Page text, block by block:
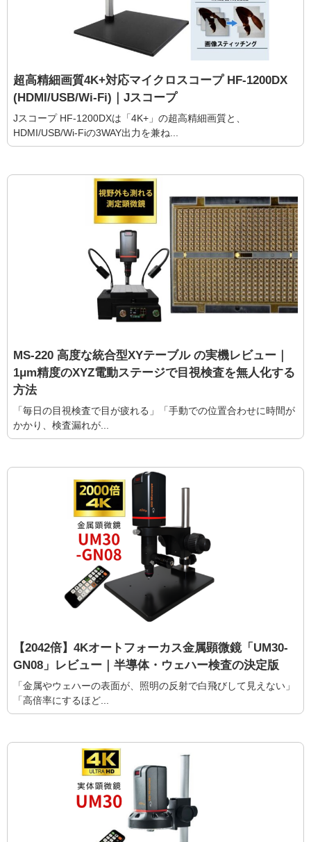
超高精細画質4K+対応マイクロスコープ HF-1200DX
(HDMI/USB/Wi-Fi)｜Jスコープ
Jスコープ HF-1200DXは「4K+」の超高精細画質と、
HDMI/USB/Wi-Fiの3WAY出力を兼ね...
MS-220 高度な統合型XYテーブル の実機レビュー｜
1μm精度のXYZ電動ステージで目視検査を無人化する
方法
「毎日の目視検査で目が疲れる」「手動での位置合わせに時間が
かかり、検査漏れが...
【2042倍】4Kオートフォーカス金属顕微鏡「UM30-
GN08」レビュー｜半導体・ウェハー検査の決定版
「金属やウェハーの表面が、照明の反射で白飛びして見えない」
「高倍率にするほど...